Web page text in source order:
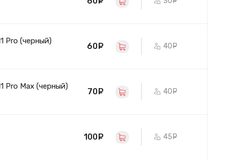
Pro (черный)
60 руб. 40
Pro Max (черный)
70 руб. 40
100 руб. 45